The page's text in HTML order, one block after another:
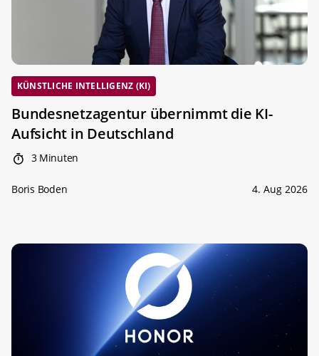
KÜNSTLICHE INTELLIGENZ (KI)
Bundesnetzagentur übernimmt die KI-
Aufsicht in Deutschland
3 Minuten
Boris Boden 4. Aug 2026